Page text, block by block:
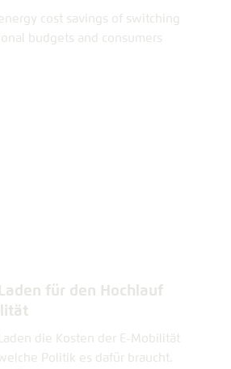
cost savings of switching
budgets and consumers
für den Hochlauf
die Kosten der E-Mobilität
Politik es dafür braucht.